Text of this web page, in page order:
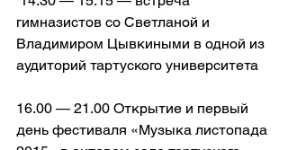
гимназистов со Светланой и
Владимиром Цывкиными в одной из
аудиторий тартуского университета
16.00 — 21.00 Открытие и первый
день фестиваля «Музыка листопада